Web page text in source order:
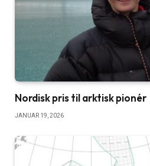
Nordisk pris til arktisk pionér
JANUAR 19, 2026